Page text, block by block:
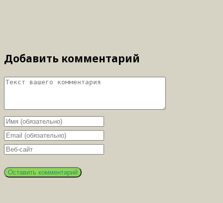
Добавить комментарий